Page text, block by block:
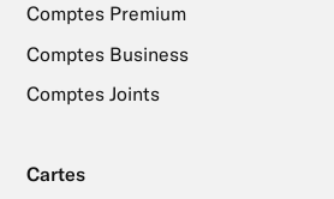
Comptes Premium
Comptes Business
Comptes Joints
Cartes